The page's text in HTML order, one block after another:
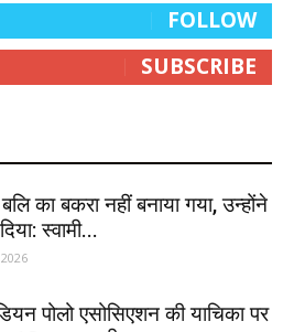
FOLLOW
SUBSCRIBE
का बकरा नहीं बनाया गया, उन्होंने
स्वामी...
पोलो एसोसिएशन की याचिका पर